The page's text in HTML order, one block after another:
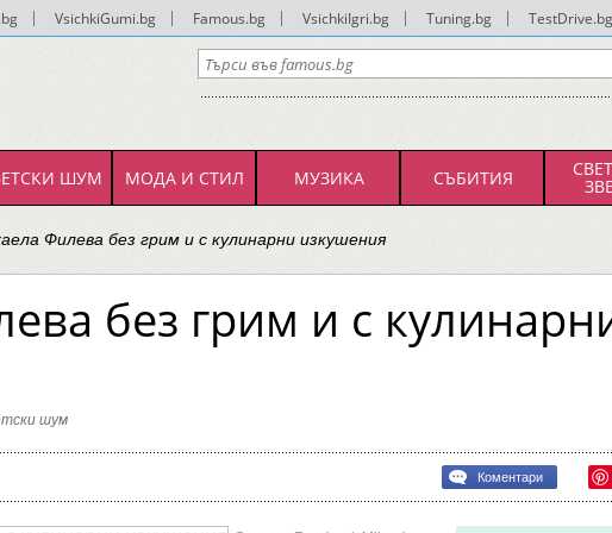
VsichkiGumi.bg Famous.bg VsichkiIgri.bg Tuning.bg TestDrive.bg
ШУМ МОДА И СТИЛ МУЗИКА СЪБИТИЯ
Филева без грим и с кулинарни изкушения
без грим и с
шум
Коментари